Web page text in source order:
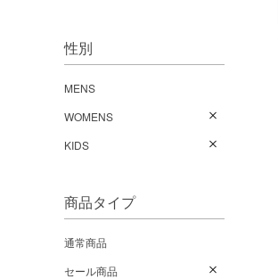
性別
MENS
WOMENS
KIDS
商品タイプ
通常商品
セール商品